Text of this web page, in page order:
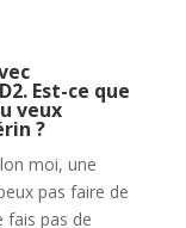
Est-ce que
veux
?
moi, une
pas faire de
fais pas de